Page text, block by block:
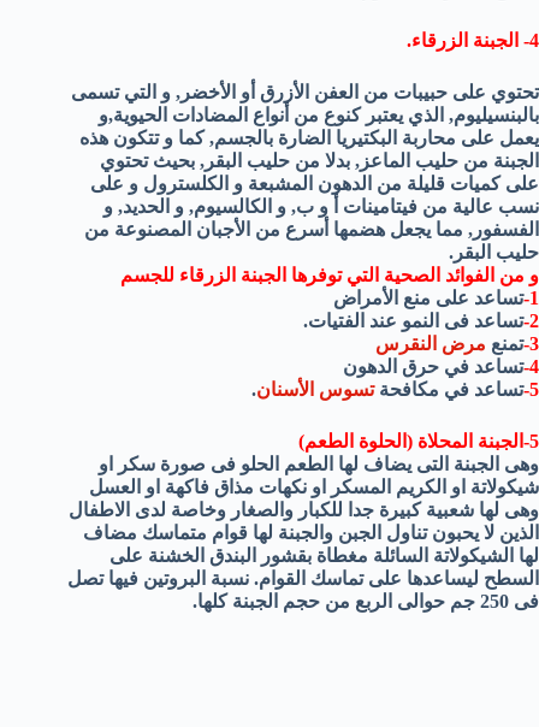
4- الجبنة الزرقاء.
تحتوي على حبيبات من العفن الأزرق أو الأخضر, و التي تسمى
بالبنسيليوم, الذي يعتبر كنوع من أنواع المضادات الحيوية,و
يعمل على محاربة البكتيريا الضارة بالجسم, كما و تتكون هذه
الجبنة من حليب الماعز, بدلا من حليب البقر, بحيث تحتوي
على كميات قليلة من الدهون المشبعة و الكلسترول و على
نسب عالية من فيتامينات أ و ب, و الكالسيوم, و الحديد, و
الفسفور, مما يجعل هضمها أسرع من الأجبان المصنوعة من
حليب البقر.
و من الفوائد الصحية التي توفرها الجبنة الزرقاء للجسم
1- تساعد على منع الأمراض
2- تساعد فى النمو عند الفتيات.
3- تمنع مرض النقرس
4- تساعد في حرق الدهون
5- تساعد في مكافحةتسوس الأسنان.
5-الجبنة المحلاة (الحلوة الطعم)
وهى الجبنة التى يضاف لها الطعم الحلو فى صورة سكر او
شيكولاتة او الكريم المسكر او نكهات مذاق فاكهة او العسل
وهى لها شعبية كبيرة جدا للكبار والصغار وخاصة لدى الاطفال
الذين لا يحبون تناول الجبن والجبنة لها قوام متماسك مضاف
لها الشيكولاتة السائلة مغطاة بقشور البندق الخشنة على
السطح ليساعدها على تماسك القوام. نسبة البروتين فيها تصل
فى 250 جم حوالى الربع من حجم الجبنة كلها.